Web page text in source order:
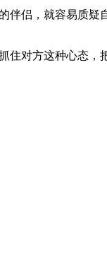
侣，就容易质
对方这种心态